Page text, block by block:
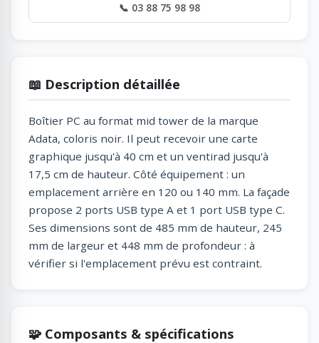
📞 03 88 75 98 98
📖 Description détaillée
Boîtier PC au format mid tower de la marque
Adata, coloris noir. Il peut recevoir une carte
graphique jusqu'à 40 cm et un ventirad jusqu'à
17,5 cm de hauteur. Côté équipement : un
emplacement arrière en 120 ou 140 mm. La façade
propose 2 ports USB type A et 1 port USB type C.
Ses dimensions sont de 485 mm de hauteur, 245
mm de largeur et 448 mm de profondeur : à
vérifier si l'emplacement prévu est contraint.
🧩 Composants & spécifications